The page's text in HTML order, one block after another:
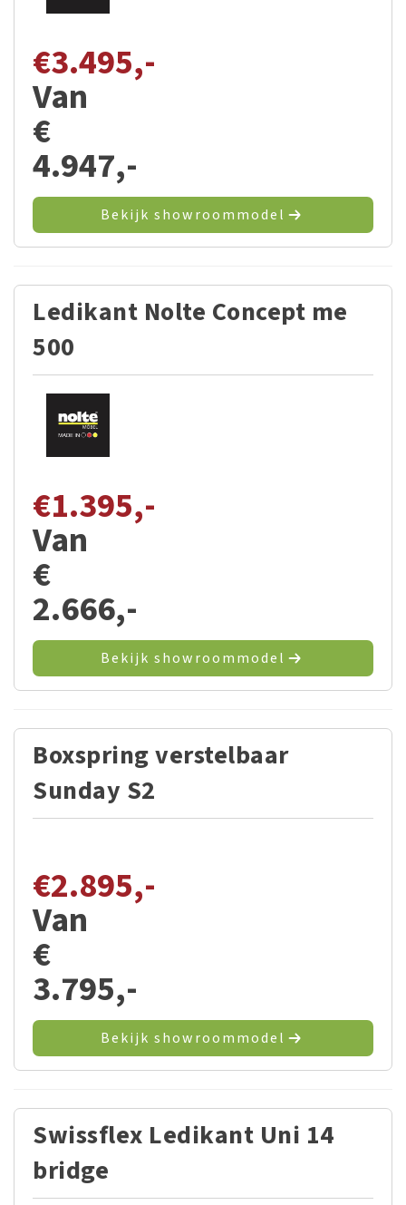
€3.495,-
Van
€
4.947,-
Bekijk showroommodel
Ledikant Nolte Concept me
500
€1.395,-
Van
€
2.666,-
Bekijk showroommodel
Boxspring verstelbaar
Sunday S2
€2.895,-
Van
€
3.795,-
Bekijk showroommodel
Swissflex Ledikant Uni 14
bridge